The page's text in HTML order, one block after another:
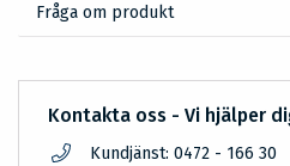
Fråga om produkt
Kontakta oss - Vi hjälper
Kundjänst: 0472 - 166 30